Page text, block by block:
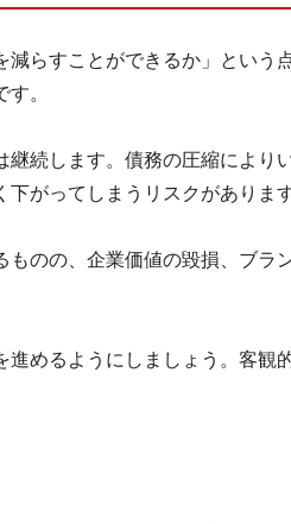
らすことができるか」とい
。
続します。債務の圧縮によ
がってしまうリスクがあります
のの、企業価値の毀損、ブ
めるようにしましょう。客